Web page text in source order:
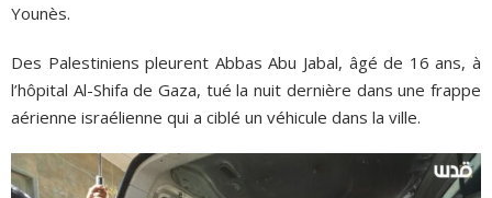
Younès.
Des Palestiniens pleurent Abbas Abu Jabal, âgé de 16 ans, à
l’hôpital Al-Shifa de Gaza, tué la nuit dernière dans une frappe
aérienne israélienne qui a ciblé un véhicule dans la ville.